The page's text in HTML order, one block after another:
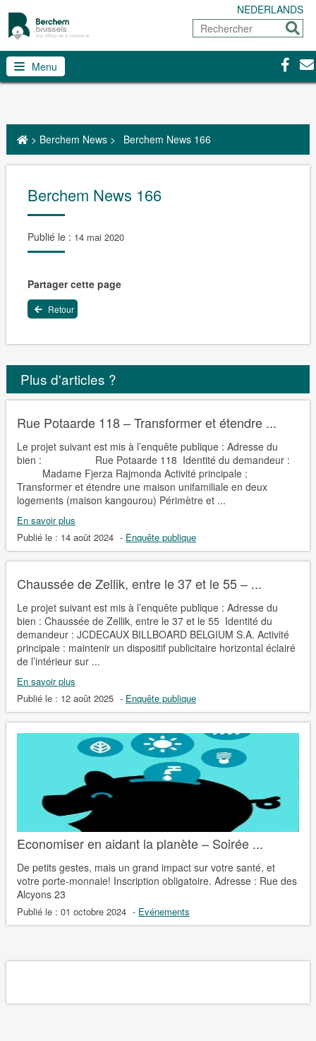
NEDERLANDS
Rechercher
Menu
> Berchem News> Berchem News 166
Berchem News 166
Publié le : 14 mai 2020
Partager cette page
Retour
Plus d'articles ?
Rue Potaarde 118 – Transformer et étendre ...
Le projet suivant est mis à l’enquête publique : Adresse du
bien : Rue Potaarde 118 Identité du demandeur :
Madame Fjerza Rajmonda Activité principale :
Transformer et étendre une maison unifamiliale en deux
logements (maison kangourou) Périmètre et ...
En savoir plus
Publié le : 14 août 2024 - Enquête publique
Chaussée de Zellik, entre le 37 et le 55 – ...
Le projet suivant est mis à l’enquête publique : Adresse du
bien : Chaussée de Zellik, entre le 37 et le 55 Identité du
demandeur : JCDECAUX BILLBOARD BELGIUM S.A. Activité
principale : maintenir un dispositif publicitaire horizontal éclairé
de l’intérieur sur ...
En savoir plus
Publié le : 12 août 2025 - Enquête publique
Economiser en aidant la planète – Soirée ...
De petits gestes, mais un grand impact sur votre santé, et
votre porte-monnaie! Inscription obligatoire. Adresse : Rue des
Alcyons 23
Publié le : 01 octobre 2024 - Evénements